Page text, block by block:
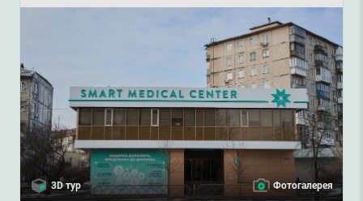
3D тур Фотогалерея